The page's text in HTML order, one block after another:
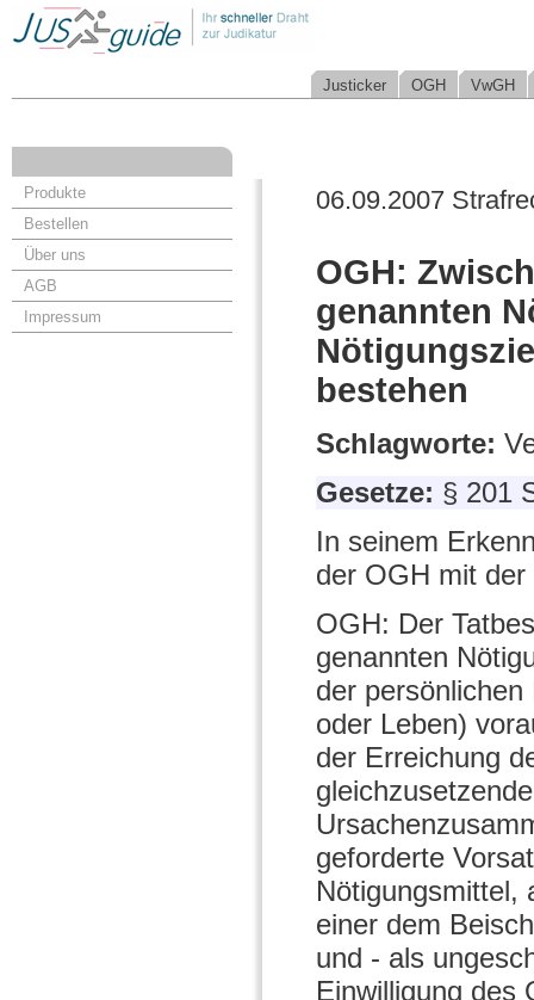
Justicker OGH VwGH
Produkte
Bestellen
Über uns
AGB
Impressum
06.09.2007
OGH:
genannten
bestehen
Schlagworte:
Gesetze: § 201
In seinem
der OGH mit
OGH: Der
genannten
der
oder Leben)
der Erreichung
geforderte
Nötigungsmittel,
einer dem
und - als
Einwilligung des